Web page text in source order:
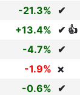
-21.3% ✔
+13.4% ✔ 👍
-4.7% ✔
-1.9% ❌
-0.6% ✔